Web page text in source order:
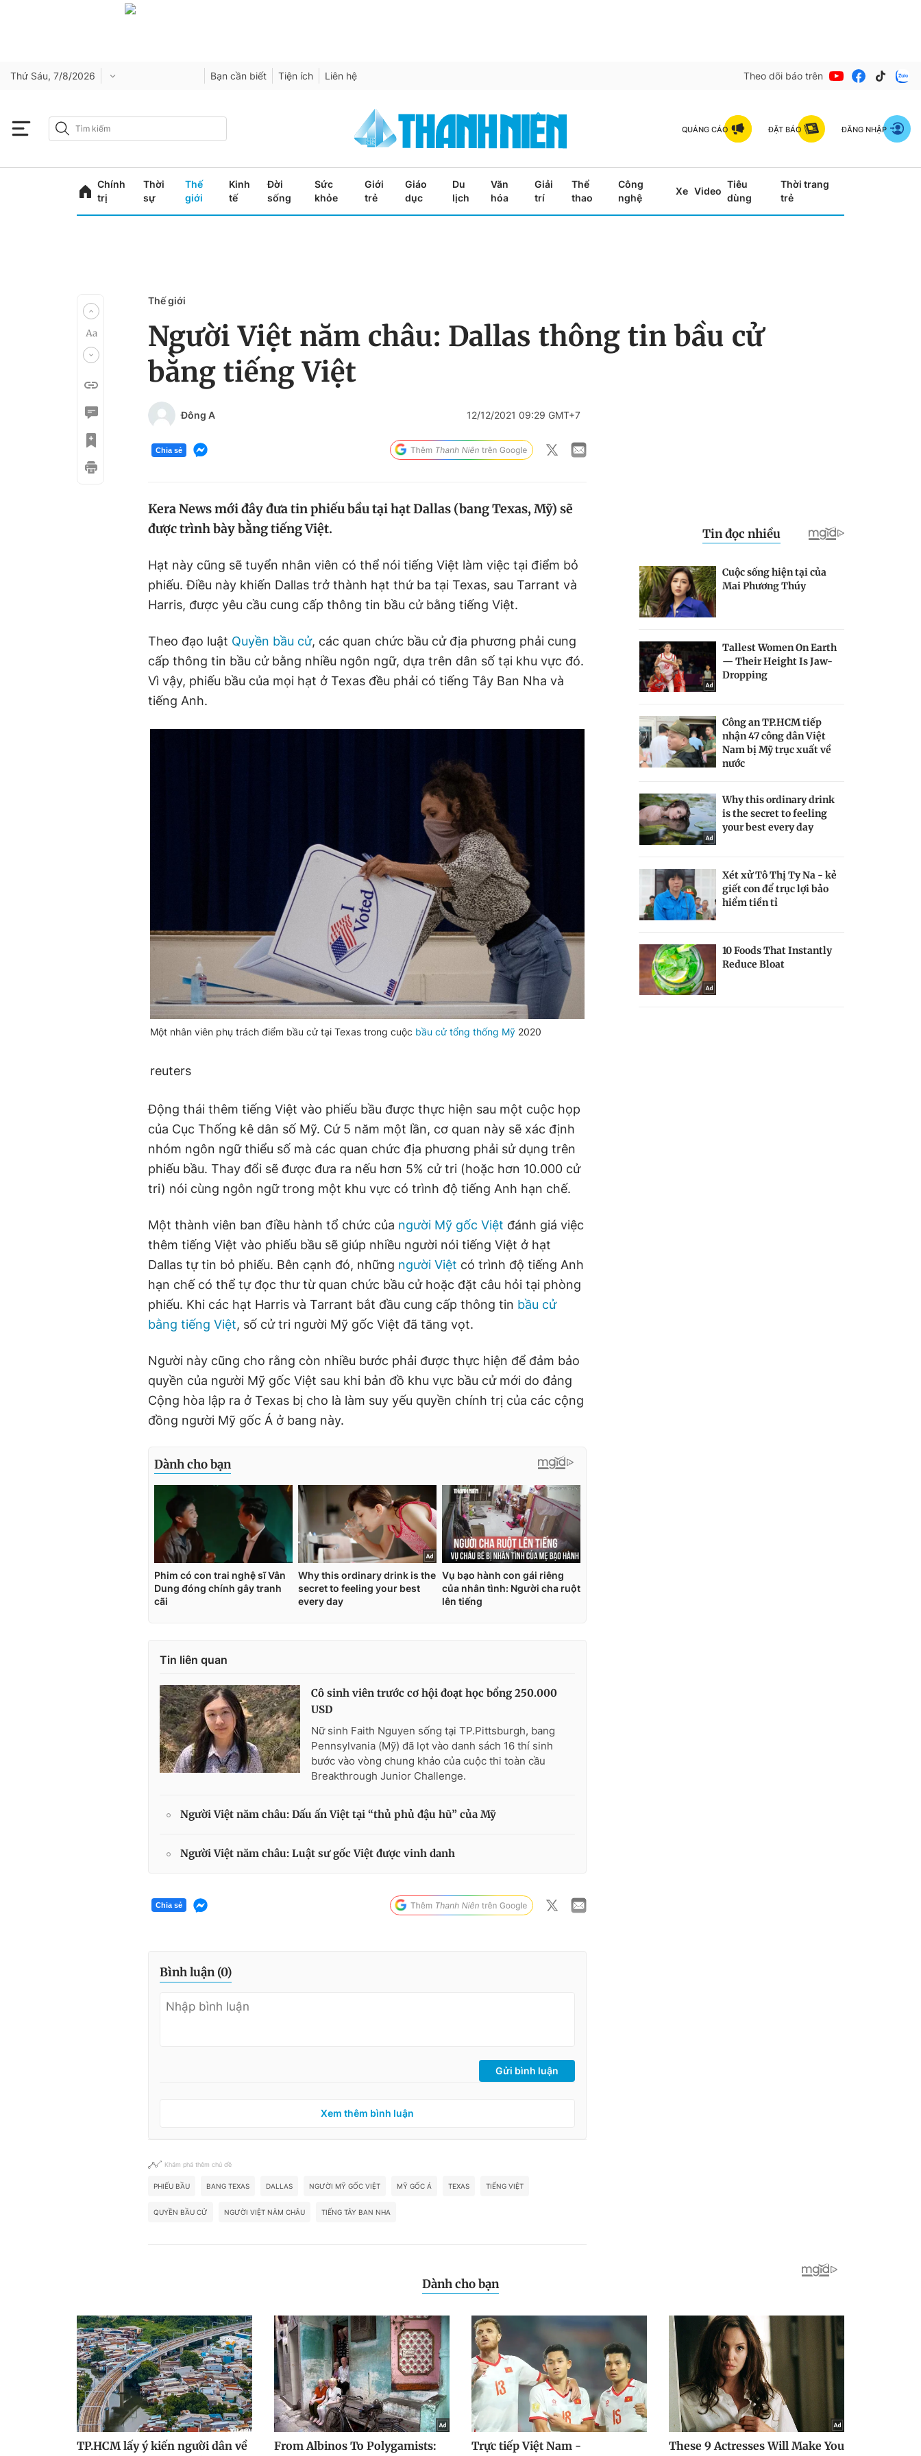
Thứ Sáu, 7/8/2026 Bạn cần biết Tiện ích Liên hệ Theo dõi báo trên
QUẢNG CÁO ĐẶT BÁO ĐĂNG NHẬP
Chính
trị
Thời
sự
Thế
giới
Kinh
tế
Đời
sống
Sức
khỏe
Giới
trẻ
Giáo
dục
Du
lịch
Văn
hóa
Giải
trí
Thể
thao
Công
nghệ
Xe Video
Tiêu
dùng
Thời trang
trẻ
Thế giới
Người Việt năm châu: Dallas thông tin bầu cử
bằng tiếng Việt
Đông A 12/12/2021 09:29 GMT+7
Chia sẻ
Kera News mới đây đưa tin phiếu bầu tại hạt Dallas (bang Texas, Mỹ) sẽ
được trình bày bằng tiếng Việt.
Hạt này cũng sẽ tuyển nhân viên có thể nói tiếng Việt làm việc tại điểm bỏ
phiếu. Điều này khiến Dallas trở thành hạt thứ ba tại Texas, sau Tarrant và
Harris, được yêu cầu cung cấp thông tin bầu cử bằng tiếng Việt.
Theo đạo luật Quyền bầu cử, các quan chức bầu cử địa phương phải cung
cấp thông tin bầu cử bằng nhiều ngôn ngữ, dựa trên dân số tại khu vực đó.
Vì vậy, phiếu bầu của mọi hạt ở Texas đều phải có tiếng Tây Ban Nha và
tiếng Anh.
Một nhân viên phụ trách điểm bầu cử tại Texas trong cuộc bầu cử tổng thống Mỹ 2020
reuters
Động thái thêm tiếng Việt vào phiếu bầu được thực hiện sau một cuộc họp
của Cục Thống kê dân số Mỹ. Cứ 5 năm một lần, cơ quan này sẽ xác định
nhóm ngôn ngữ thiểu số mà các quan chức địa phương phải sử dụng trên
phiếu bầu. Thay đổi sẽ được đưa ra nếu hơn 5% cử tri (hoặc hơn 10.000 cử
tri) nói cùng ngôn ngữ trong một khu vực có trình độ tiếng Anh hạn chế.
Một thành viên ban điều hành tổ chức của người Mỹ gốc Việt đánh giá việc
thêm tiếng Việt vào phiếu bầu sẽ giúp nhiều người nói tiếng Việt ở hạt
Dallas tự tin bỏ phiếu. Bên cạnh đó, những người Việt có trình độ tiếng Anh
hạn chế có thể tự đọc thư từ quan chức bầu cử hoặc đặt câu hỏi tại phòng
phiếu. Khi các hạt Harris và Tarrant bắt đầu cung cấp thông tin bầu cử
bằng tiếng Việt, số cử tri người Mỹ gốc Việt đã tăng vọt.
Người này cũng cho rằng còn nhiều bước phải được thực hiện để đảm bảo
quyền của người Mỹ gốc Việt sau khi bản đồ khu vực bầu cử mới do đảng
Cộng hòa lập ra ở Texas bị cho là làm suy yếu quyền chính trị của các cộng
đồng người Mỹ gốc Á ở bang này.
Tin liên quan
Cô sinh viên trước cơ hội đoạt học bổng 250.000
USD
Nữ sinh Faith Nguyen sống tại TP.Pittsburgh, bang
Pennsylvania (Mỹ) đã lọt vào danh sách 16 thí sinh
bước vào vòng chung khảo của cuộc thi toàn cầu
Breakthrough Junior Challenge.
Người Việt năm châu: Dấu ấn Việt tại “thủ phủ đậu hũ” của Mỹ
Người Việt năm châu: Luật sư gốc Việt được vinh danh
Chia sẻ
Bình luận (0)
Gửi bình luận
Xem thêm bình luận
Khám phá thêm chủ đề
PHIẾU BẦU BANG TEXAS DALLAS NGƯỜI MỸ GỐC VIỆT MỸ GỐC Á TEXAS TIẾNG VIỆT
QUYỀN BẦU CỬ NGƯỜI VIỆT NĂM CHÂU TIẾNG TÂY BAN NHA